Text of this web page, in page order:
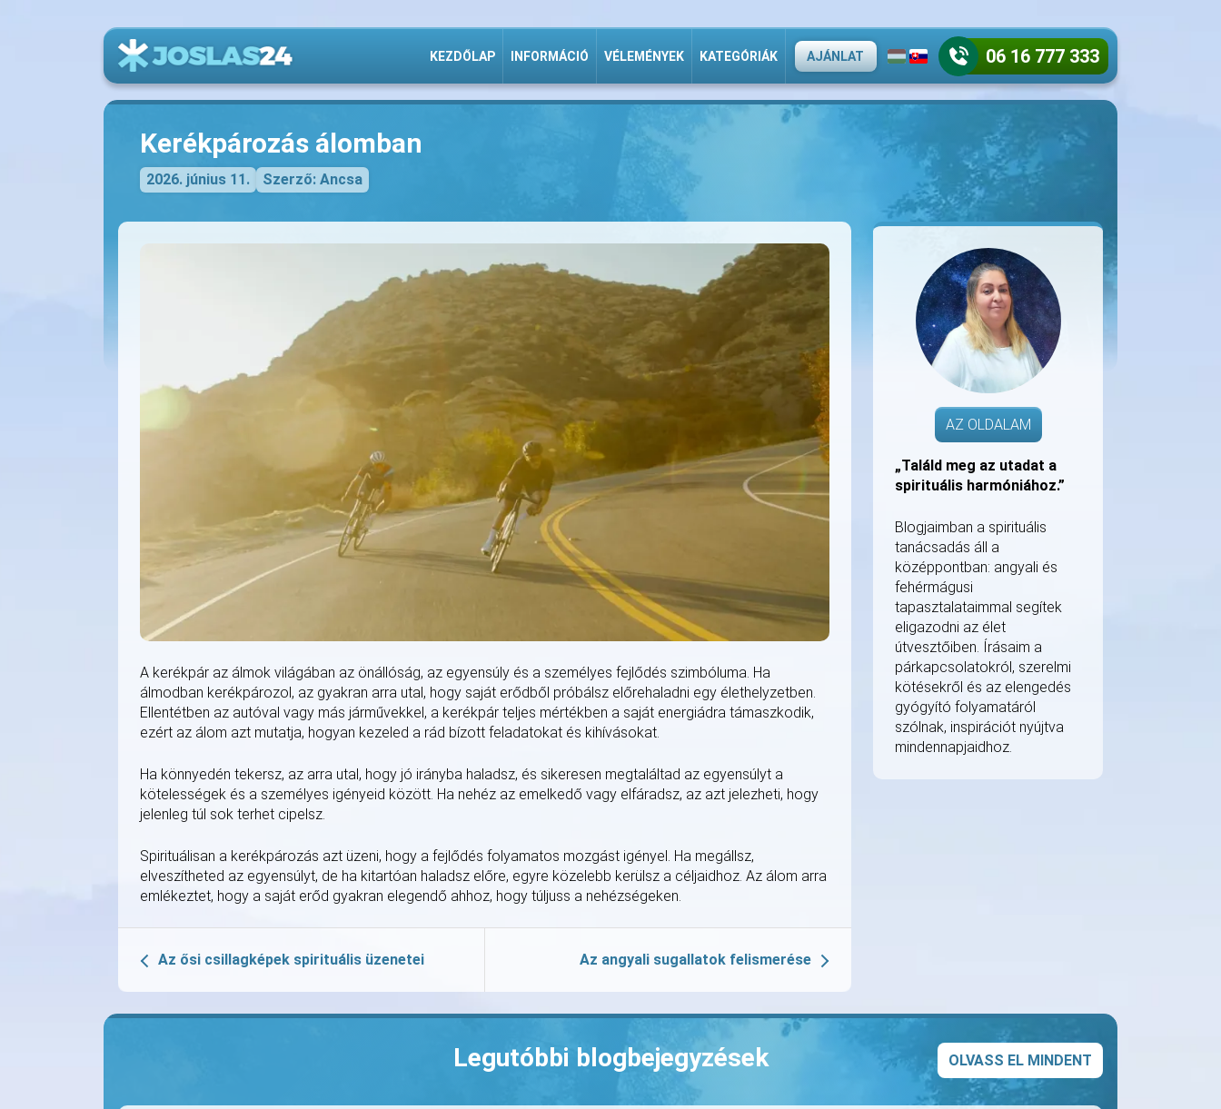
KEZDŐLAP INFORMÁCIÓ VÉLEMÉNYEK KATEGÓRIÁK AJÁNLAT 06 16 777 333
Kerékpározás álomban
2026. június 11. Szerző: Ancsa
A kerékpár az álmok világában az önállóság, az egyensúly és a személyes fejlődés szimbóluma. Ha
álmodban kerékpározol, az gyakran arra utal, hogy saját erődből próbálsz előrehaladni egy élethelyzetben.
Ellentétben az autóval vagy más járművekkel, a kerékpár teljes mértékben a saját energiádra támaszkodik,
ezért az álom azt mutatja, hogyan kezeled a rád bízott feladatokat és kihívásokat.
Ha könnyedén tekersz, az arra utal, hogy jó irányba haladsz, és sikeresen megtaláltad az egyensúlyt a
kötelességek és a személyes igényeid között. Ha nehéz az emelkedő vagy elfáradsz, az azt jelezheti, hogy
jelenleg túl sok terhet cipelsz.
Spirituálisan a kerékpározás azt üzeni, hogy a fejlődés folyamatos mozgást igényel. Ha megállsz,
elveszítheted az egyensúlyt, de ha kitartóan haladsz előre, egyre közelebb kerülsz a céljaidhoz. Az álom arra
emlékeztet, hogy a saját erőd gyakran elegendő ahhoz, hogy túljuss a nehézségeken.
Az ősi csillagképek spirituális üzenetei Az angyali sugallatok felismerése
AZ OLDALAM
„Találd meg az utadat a
spirituális harmóniához.”
Blogjaimban a spirituális
tanácsadás áll a
középpontban: angyali és
fehérmágusi
tapasztalataimmal segítek
eligazodni az élet
útvesztőiben. Írásaim a
párkapcsolatokról, szerelmi
kötésekről és az elengedés
gyógyító folyamatáról
szólnak, inspirációt nyújtva
mindennapjaidhoz.
Legutóbbi blogbejegyzések OLVASS EL MINDENT